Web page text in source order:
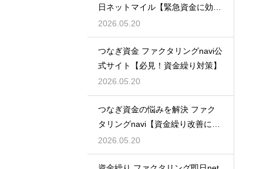
日ネットマイル【緊急資金に効
く】
2026.05.20
つなぎ資金 ファクタリングnavi公
式サイト【必見！資金繰り対策】
2026.05.20
つなぎ資金の悩みを解決 ファク
タリングnavi【資金繰り改善に最
適】
2026.05.20